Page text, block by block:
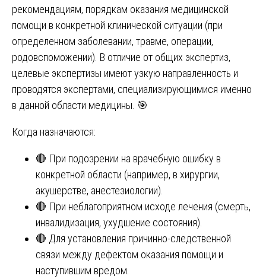
рекомендациям, порядкам оказания медицинской
помощи в конкретной клинической ситуации (при
определенном заболевании, травме, операции,
родовспоможении). В отличие от общих экспертиз,
целевые экспертизы имеют узкую направленность и
проводятся экспертами, специализирующимися именно
в данной области медицины. 🎯
Когда назначаются:
🔴 При подозрении на врачебную ошибку в
конкретной области (например, в хирургии,
акушерстве, анестезиологии).
🔴 При неблагоприятном исходе лечения (смерть,
инвалидизация, ухудшение состояния).
🔴 Для установления причинно-следственной
связи между дефектом оказания помощи и
наступившим вредом.